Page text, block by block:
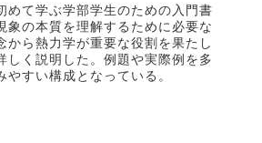
めて学ぶ学部学生のための入門書
象の本質を理解するために必要な
から熱力学が重要な役割を果たし
しく説明した。例題や実際例を多
やすい構成となっている。